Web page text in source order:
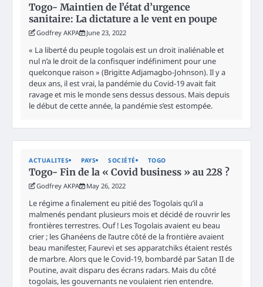
Togo- Maintien de l’état d’urgence
sanitaire: La dictature a le vent en poupe
Godfrey AKPA June 23, 2022
« La liberté du peuple togolais est un droit inaliénable et
nul n’a le droit de la confisquer indéfiniment pour une
quelconque raison » (Brigitte Adjamagbo-Johnson). Il y a
deux ans, il est vrai, la pandémie du Covid-19 avait fait
ravage et mis le monde sens dessus dessous. Mais depuis
le début de cette année, la pandémie s’est estompée.
ACTUALITES PAYS SOCIÉTÉ TOGO
Togo- Fin de la « Covid business » au 228 ?
Godfrey AKPA May 26, 2022
Le régime a finalement eu pitié des Togolais qu’il a
malmenés pendant plusieurs mois et décidé de rouvrir les
frontières terrestres. Ouf ! Les Togolais avaient eu beau
crier ; les Ghanéens de l’autre côté de la frontière avaient
beau manifester, Faurevi et ses apparatchiks étaient restés
de marbre. Alors que le Covid-19, bombardé par Satan II de
Poutine, avait disparu des écrans radars. Mais du côté
togolais, les gouvernants ne voulaient rien entendre.